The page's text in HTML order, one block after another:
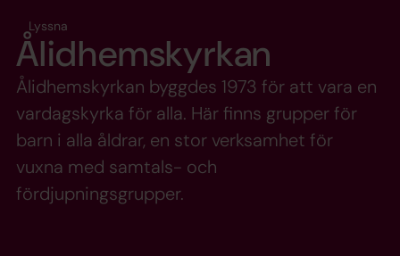
Lyssna
Ålidhemskyrkan
Ålidhemskyrkan byggdes 1973 för att vara en
vardagskyrka för alla. Här finns grupper för
barn i alla åldrar, en stor verksamhet för
vuxna med samtals- och
fördjupningsgrupper.